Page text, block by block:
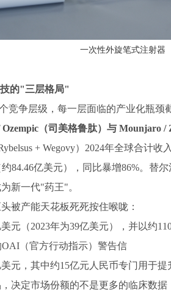
一次性外旋笔式注射器
的"三层格局"
竞争层级，每一层面临的产业化瓶颈
（司美格鲁肽）与 Mounjaro /
+ Wegovy）2024年全球合计
84.46亿美元），同比暴增86%。替
新一代"药王"。
被产能天花板死死按住喉咙：
元（2023年为39亿美元），并以约
（官方行动指示）警告信
元，其中约15亿元人民币专门用于
决定市场份额的不是更多的临床数